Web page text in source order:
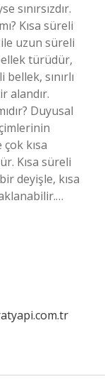
sınırsızdır.
Kısa süreli
ile uzun süreli
türüdür,
sınırlı
alandır.
Duyusal
kısa
Kısa süreli
deyişle, kısa